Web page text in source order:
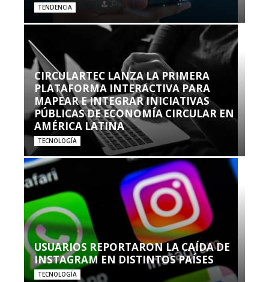
TENDENCIA
CIRCULARTEC LANZA LA PRIMERA
PLATAFORMA INTERACTIVA PARA
MAPEAR E INTEGRAR INICIATIVAS
PÚBLICAS DE ECONOMÍA CIRCULAR EN
AMÉRICA LATINA
TECNOLOGÍA
USUARIOS REPORTARON LA CAÍDA DE
INSTAGRAM EN DISTINTOS PAÍSES
TECNOLOGÍA